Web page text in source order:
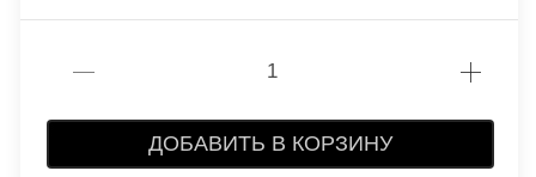
ДОБАВИТЬ В КОРЗИНУ